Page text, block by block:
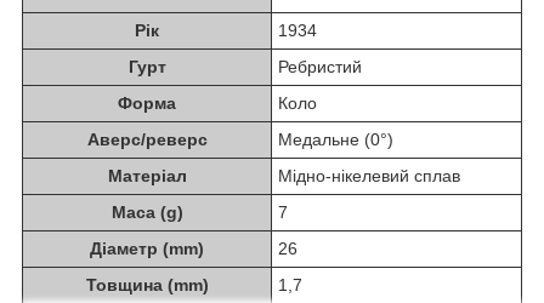
Рік
1934
Гурт
Ребристий
Форма
Коло
Аверс/реверс
Медальне (0°)
Матеріал
Мідно-нікелевий сплав
Маса (g)
7
Діаметр (mm)
26
Товщина (mm)
1,7